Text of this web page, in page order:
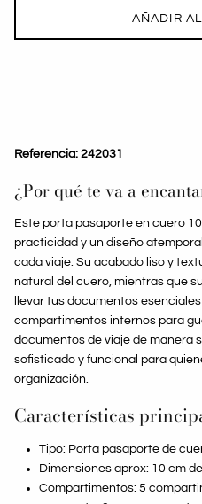
AÑADIR
Referencia: 242031
¿Por qué te va a
Este porta pasaporte en cuero
practicidad y un diseño
cada viaje. Su acabado liso y
natural del cuero, mientras que
llevar tus documentos
compartimentos internos para
documentos de viaje de manera
sofisticado y funcional para
organización.
Características
Tipo: Porta pasaporte de
Dimensiones aprox: 10 cm
Compartimentos: 5